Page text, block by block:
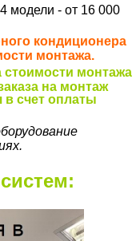
модели - от 16 000
кондиционера
монтажа.
стоимости монтажа
на монтаж
в счет оплаты